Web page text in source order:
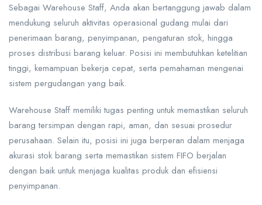
Sebagai Warehouse Staff, Anda akan bertanggung jawab dalam
mendukung seluruh aktivitas operasional gudang mulai dari
penerimaan barang, penyimpanan, pengaturan stok, hingga
proses distribusi barang keluar. Posisi ini membutuhkan ketelitian
tinggi, kemampuan bekerja cepat, serta pemahaman mengenai
sistem pergudangan yang baik.
Warehouse Staff memiliki tugas penting untuk memastikan seluruh
barang tersimpan dengan rapi, aman, dan sesuai prosedur
perusahaan. Selain itu, posisi ini juga berperan dalam menjaga
akurasi stok barang serta memastikan sistem FIFO berjalan
dengan baik untuk menjaga kualitas produk dan efisiensi
penyimpanan.